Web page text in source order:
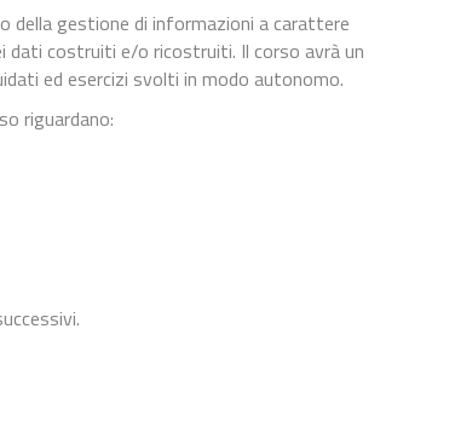
della gestione di informazioni a carattere
dati costruiti e/o ricostruiti. Il corso avrà un
ed esercizi svolti in modo autonomo.
riguardano: